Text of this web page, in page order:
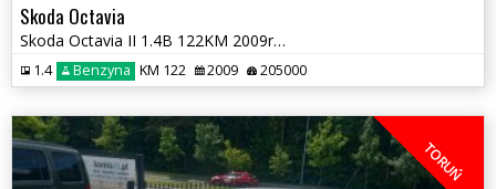
Skoda Octavia
Skoda Octavia II 1.4B 122KM 2009r * SALON PL el szyby klima * TORUŃ
1.4 Benzyna KM 122 2009 205000
TORUŃ